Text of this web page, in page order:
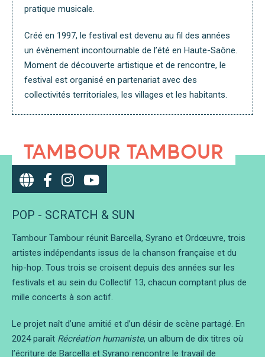
pratique musicale.
Créé en 1997, le festival est devenu au fil des années
un évènement incontournable de l’été en Haute-Saône.
Moment de découverte artistique et de rencontre, le
festival est organisé en partenariat avec des
collectivités territoriales, les villages et les habitants.
TAMBOUR TAMBOUR
POP - SCRATCH & SUN
Tambour Tambour réunit Barcella, Syrano et Ordœuvre, trois
artistes indépendants issus de la chanson française et du
hip-hop. Tous trois se croisent depuis des années sur les
festivals et au sein du Collectif 13, chacun comptant plus de
mille concerts à son actif.
Le projet naît d’une amitié et d’un désir de scène partagé. En
2024 paraît Récréation humaniste, un album de dix titres où
l’écriture de Barcella et Syrano rencontre le travail de